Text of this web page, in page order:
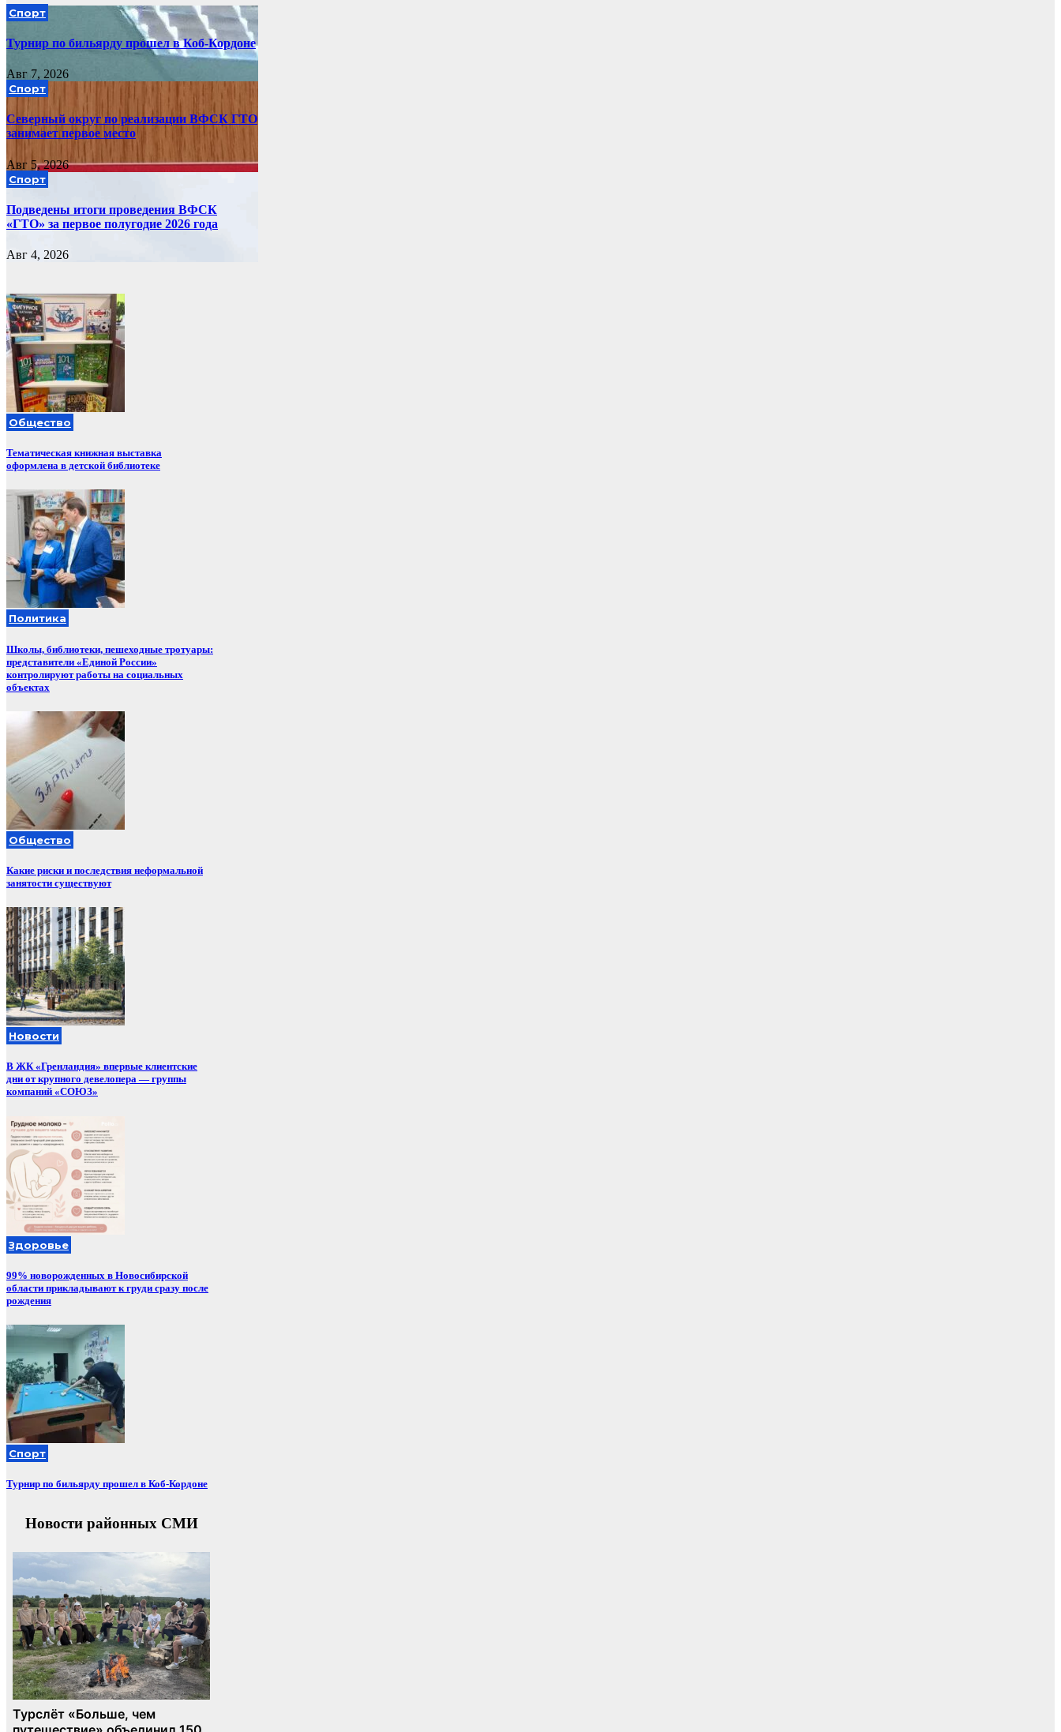
Спорт
Турнир по бильярду прошел в Коб-Кордоне
Авг 7, 2026
Спорт
Северный округ по реализации ВФСК ГТО
занимает первое место
Авг 5, 2026
Спорт
Подведены итоги проведения ВФСК
«ГТО» за первое полугодие 2026 года
Авг 4, 2026
Общество
Тематическая книжная выставка
оформлена в детской библиотеке
Политика
Школы, библиотеки, пешеходные тротуары:
представители «Единой России»
контролируют работы на социальных
объектах
Общество
Какие риски и последствия неформальной
занятости существуют
Новости
В ЖК «Гренландия» впервые клиентские
дни от крупного девелопера — группы
компаний «СОЮЗ»
Здоровье
99% новорожденных в Новосибирской
области прикладывают к груди сразу после
рождения
Спорт
Турнир по бильярду прошел в Коб-Кордоне